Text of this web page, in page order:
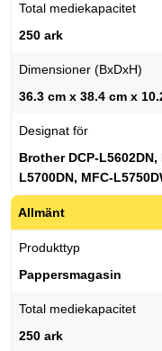
Total mediekapacitet
250 ark
Dimensioner (BxDxH)
36.3 cm x 38.4 cm x
Designat för
Brother DCP-L5602DN,
L5700DN, MFC-
Allmänt
Produkttyp
Pappersmagasin
Total mediekapacitet
250 ark